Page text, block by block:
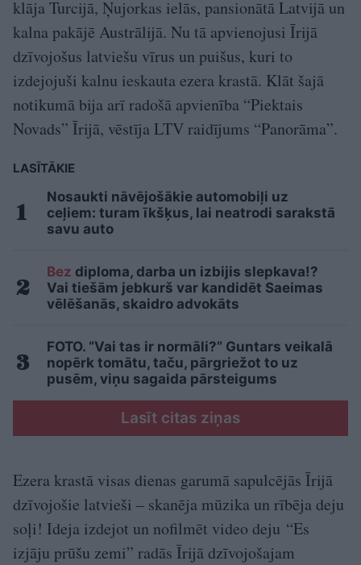
klāja Turcijā, Ņujorkas ielās, pansionātā Latvijā un
kalna pakājē Austrālijā. Nu tā apvienojusi Īrijā
dzīvojošus latviešu vīrus un puišus, kuri to
izdejojuši kalnu ieskauta ezera krastā. Klāt šajā
notikumā bija arī radošā apvienība “Piektais
Novads” Īrijā, vēstīja LTV raidījums “Panorāma”.
LASĪTĀKIE
Nosaukti nāvējošākie automobiļi uz
ceļiem: turam īkšķus, lai neatrodi sarakstā
savu auto
Bez diploma, darba un izbijis slepkava!?
Vai tiešām jebkurš var kandidēt Saeimas
vēlēšanās, skaidro advokāts
FOTO. “Vai tas ir normāli?” Guntars veikalā
nopērk tomātu, taču, pārgriežot to uz
pusēm, viņu sagaida pārsteigums
Lasīt citas ziņas
Ezera krastā visas dienas garumā sapulcējās Īrijā
dzīvojošie latvieši – skanēja mūzika un rībēja deju
soļi! Ideja izdejot un nofilmēt video deju “Es
izjāju prūšu zemi” radās Īrijā dzīvojošajam